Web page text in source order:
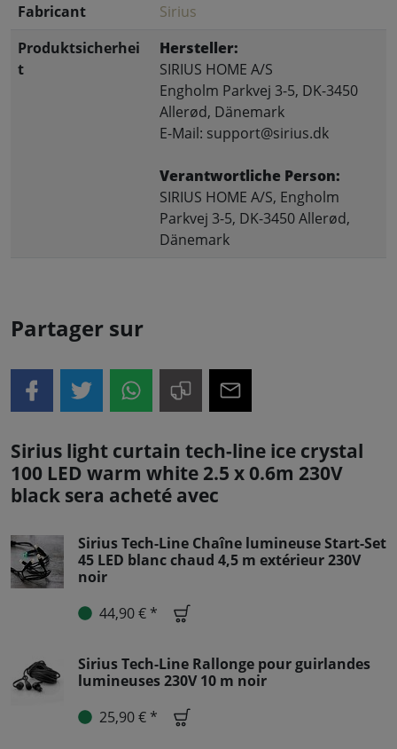
Fabricant
Sirius
Produktsicherhei
t
Hersteller:
SIRIUS HOME A/S
Engholm Parkvej 3-5, DK-3450
Allerød, Dänemark
E-Mail: support@sirius.dk
Verantwortliche Person:
SIRIUS HOME A/S, Engholm
Parkvej 3-5, DK-3450 Allerød,
Dänemark
Partager sur
Sirius light curtain tech-line ice crystal
100 LED warm white 2.5 x 0.6m 230V
black sera acheté avec
Sirius Tech-Line Chaîne lumineuse Start-Set
45 LED blanc chaud 4,5 m extérieur 230V
noir
44,90 € *
Sirius Tech-Line Rallonge pour guirlandes
lumineuses 230V 10 m noir
25,90 € *